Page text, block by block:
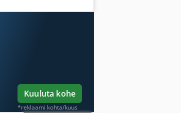
Kuuluta kohe
*reklaami kohta/kuus